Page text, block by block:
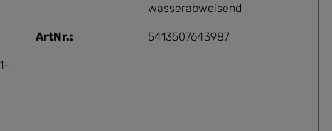
wasserabweisend
ArtNr.: 5413507643987